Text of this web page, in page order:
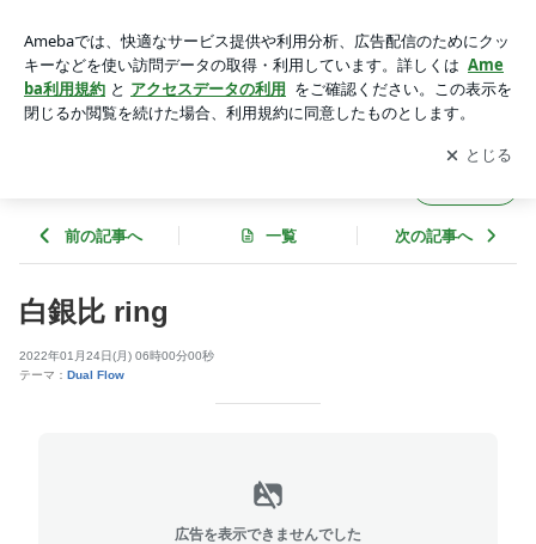
アプリをダウンロードして ブログの更新通知
を受け取りまし
ょう。
開く
前の記事へ 一覧 次の記事へ
白銀比 ring
2022年01月24日(月) 06時00分00秒
テーマ： Dual Flow
広告を表示できませんでした